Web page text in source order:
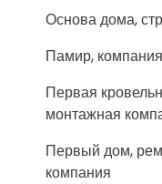
Основа дома,
Памир, компания
Первая
монтажная
Первый дом,
компания